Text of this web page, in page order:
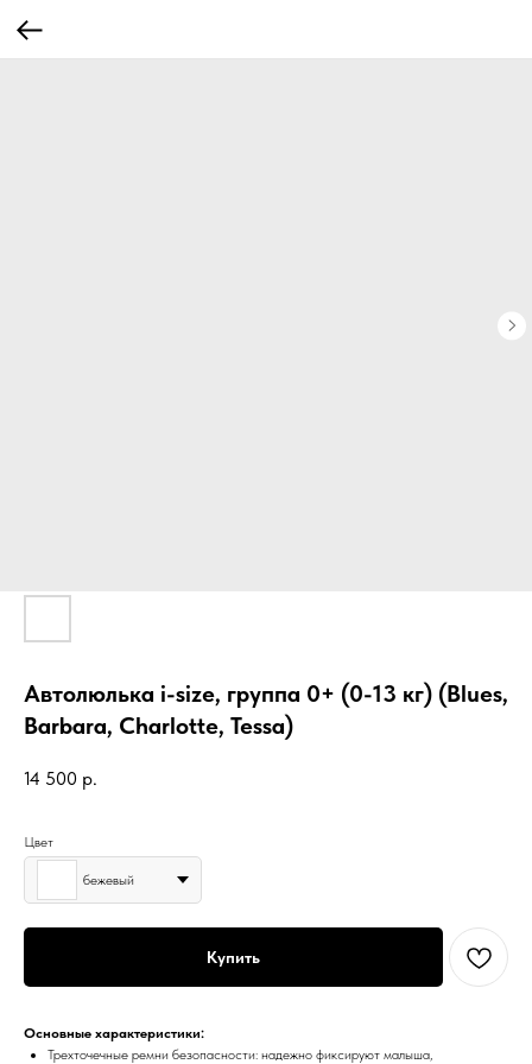
Автолюлька i-size, группа 0+ (0-13 кг) (Blues,
Barbara, Charlotte, Tessa)
14 500 р.
Цвет
бежевый
Купить
Основные характеристики:
Трехточечные ремни безопасности: надежно фиксируют малыша,